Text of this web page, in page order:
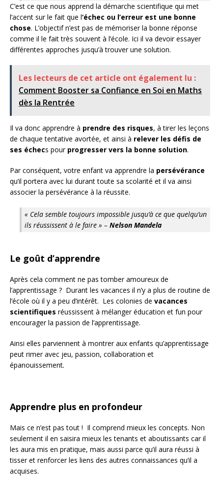
C’est ce que nous apprend la démarche scientifique qui met
l’accent sur le fait que l‘échec ou l’erreur est une bonne
chose. L’objectif n’est pas de mémoriser la bonne réponse
comme il le fait très souvent à l’école. Ici il va devoir essayer
différentes approches jusqu’à trouver une solution.
Les lecteurs de cet article ont également lu :
Comment Booster sa Confiance en Soi en Maths
dès la Rentrée
Il va donc apprendre à prendre des risques, à tirer les leçons
de chaque tentative avortée, et ainsi à relever les défis de
ses échecs pour progresser vers la bonne solution.
Par conséquent, votre enfant va apprendre la persévérance
qu’il portera avec lui durant toute sa scolarité et il va ainsi
associer la persévérance à la réussite.
« Cela semble toujours impossible jusqu’à ce que quelqu’un
ils réussissent à le faire » – Nelson Mandela
Le goût d’apprendre
Après cela comment ne pas tomber amoureux de
l’apprentissage ? Durant les vacances il n’y a plus de routine de
l’école où il y a peu d’intérêt. Les colonies de vacances
scientifiques réussissent à mélanger éducation et fun pour
encourager la passion de l’apprentissage.
Ainsi elles parviennent à montrer aux enfants qu’apprentissage
peut rimer avec jeu, passion, collaboration et
épanouissement.
Apprendre plus en profondeur
Mais ce n’est pas tout ! Il comprend mieux les concepts. Non
seulement il en saisira mieux les tenants et aboutissants car il
les aura mis en pratique, mais aussi parce qu’il aura réussi à
tisser et renforcer les liens des autres connaissances qu’il a
acquises.